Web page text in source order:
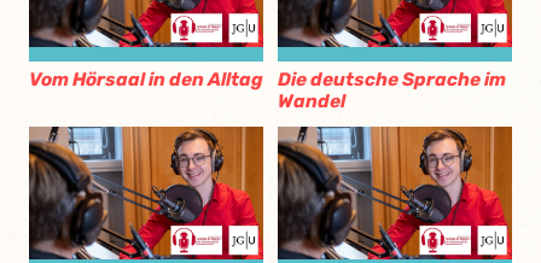
Vom Hörsaal in den Alltag
Die deutsche Sprache im
Wandel